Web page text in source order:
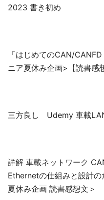
2023 書き初め
「はじめてのCAN/
ニア夏休み企画>【読書感
三方良し Udemy 車載
詳解 車載ネットワーク
Ethernetの仕組みと設計
夏休み企画 読書感想文＞